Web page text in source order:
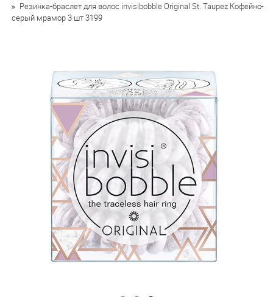
Резинка-браслет для волос invisibobble Original St. Taupez Кофейно-
серый мрамор 3 шт 3199